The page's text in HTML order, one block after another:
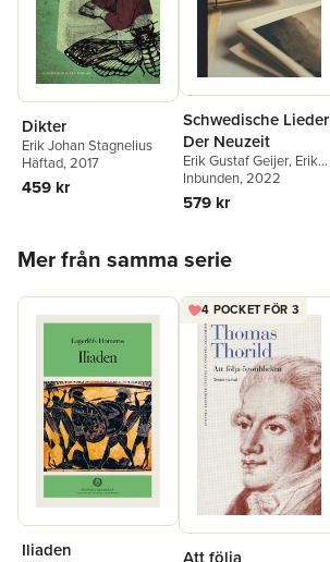
Dikter
Erik Johan Stagnelius
Häftad, 2017
459 kr
Schwedische Lieder
Der Neuzeit
Erik Gustaf Geijer, Erik
Johan Stagnelius
Ludvig Runeberg
Inbunden, 2022
579 kr
Mer från samma serie
Iliaden
4 POCKET FÖR 3